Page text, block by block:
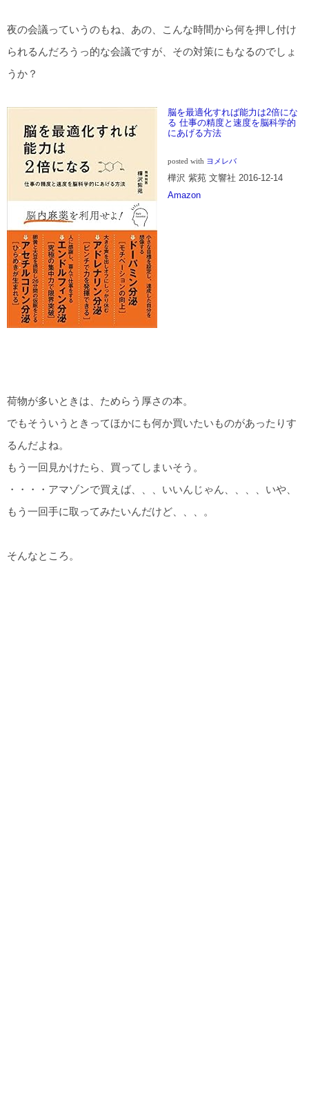
夜の会議っていうのもね、あの、こんな時間から何を押し付け
られるんだろうっ的な会議ですが、その対策にもなるのでしょ
うか？
脳を最適化すれば能力は2倍にな
る 仕事の精度と速度を脳科学的
にあげる方法
posted with ヨメレバ
樺沢 紫苑 文響社 2016-12-14
Amazon
荷物が多いときは、ためらう厚さの本。
でもそういうときってほかにも何か買いたいものがあったりす
るんだよね。
もう一回見かけたら、買ってしまいそう。
・・・・アマゾンで買えば、、、いいんじゃん、、、、いや、
もう一回手に取ってみたいんだけど、、、。
そんなところ。